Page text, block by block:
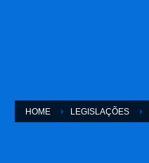
HOME LEGISLAÇÕES